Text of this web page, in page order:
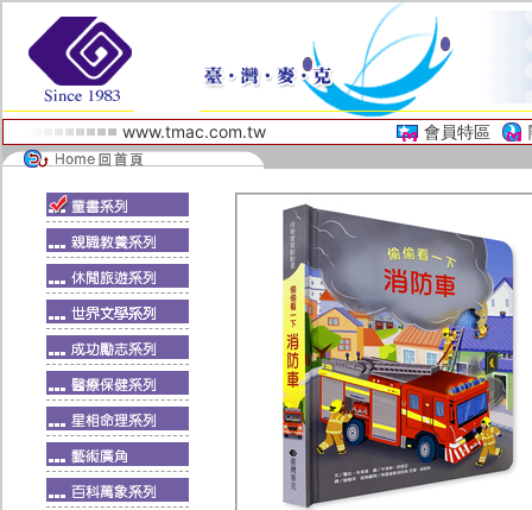
www.tmac.com.tw 會員特區